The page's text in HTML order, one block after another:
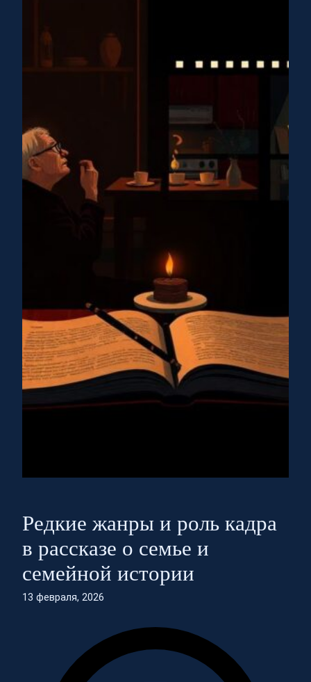
Редкие жанры и роль кадра
в рассказе о семье и
семейной истории
13 февраля, 2026